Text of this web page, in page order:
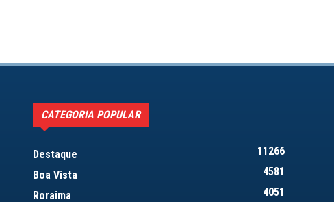
CATEGORIA POPULAR
Destaque
11266
Boa Vista
4581
Roraima
4051